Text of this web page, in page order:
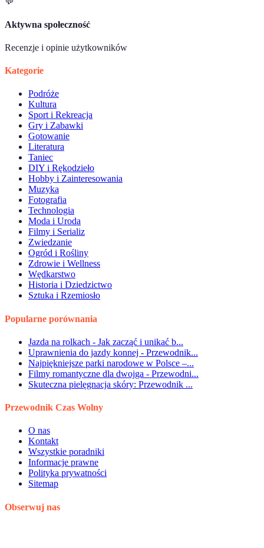
Aktywna społeczność
Recenzje i opinie użytkowników
Kategorie
Podróże
Kultura
Sport i Rekreacja
Gry i Zabawki
Gotowanie
Literatura
Taniec
DIY i Rękodzieło
Hobby i Zainteresowania
Muzyka
Fotografia
Technologia
Moda i Uroda
Filmy i Serializ
Zwiedzanie
Ogród i Rośliny
Zdrowie i Wellness
Wędkarstwo
Historia i Dziedzictwo
Sztuka i Rzemiosło
Popularne porównania
Jazda na rolkach - Jak zacząć i unikać b...
Uprawnienia do jazdy konnej - Przewodnik...
Najpiękniejsze parki narodowe w Polsce –...
Filmy romantyczne dla dwojga - Przewodni...
Skuteczna pielęgnacja skóry: Przewodnik ...
Przewodnik Czas Wolny
O nas
Kontakt
Wszystkie poradniki
Informacje prawne
Polityka prywatności
Sitemap
Obserwuj nas